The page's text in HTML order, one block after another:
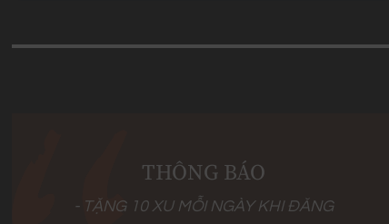
THÔNG BÁO
- TẶNG 10 XU MỖI NGÀY KHI ĐĂNG